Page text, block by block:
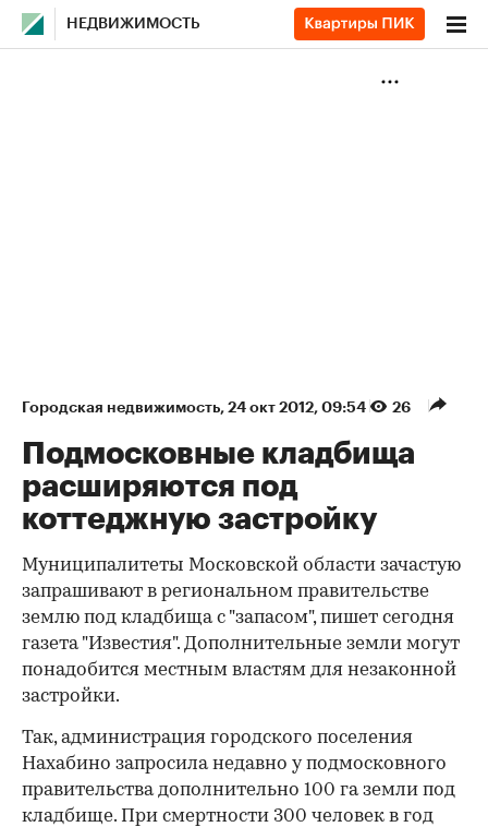
НЕДВИЖИМОСТЬ
Городская недвижимость⁠, 24 окт 2012, 09:54 26
Подмосковные кладбища
расширяются под
коттеджную застройку
Муниципалитеты Московской области зачастую
запрашивают в региональном правительстве
землю под кладбища с "запасом", пишет сегодня
газета "Известия". Дополнительные земли могут
понадобится местным властям для незаконной
застройки.
Так, администрация городского поселения
Нахабино запросила недавно у подмосковного
правительства дополнительно 100 га земли под
кладбище. При смертности 300 человек в год